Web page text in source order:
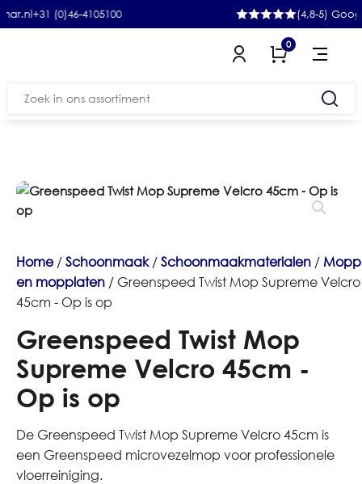
(0)46-4105100 (4,8-5) Google
0
Zoeken
Home/Schoonmaak/Schoonmaakmaterialen /
en mopplaten / Greenspeed Twist Mop Supreme Velcro
45cm - Op is op
Greenspeed Twist Mop
Supreme Velcro 45cm -
Op is op
De Greenspeed Twist Mop Supreme Velcro 45cm is
een Greenspeed microvezelmop voor professionele
vloerreiniging.